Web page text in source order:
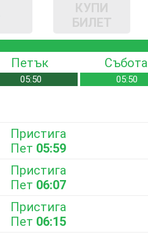
КУПИ
БИЛЕТ
Петък
05:50
Събота
05:50
Пристига
Пет 05:59
Пристига
Пет 06:07
Пристига
Пет 06:15